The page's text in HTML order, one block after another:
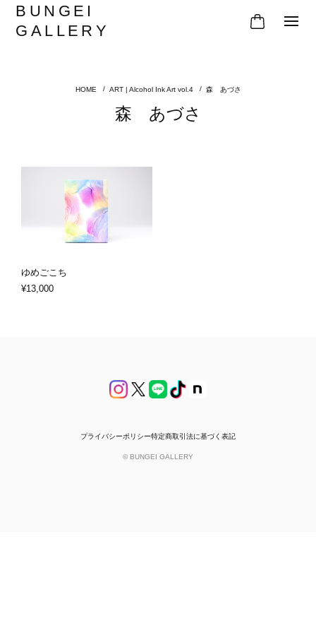
BUNGEI
GALLERY
ART | Alcohol Ink Art vol.4 森 あづさ
森 あづさ
ゆめごこち
¥13,000
プライバシーポリシー特定商取引法に基づく表記
© BUNGEI GALLERY